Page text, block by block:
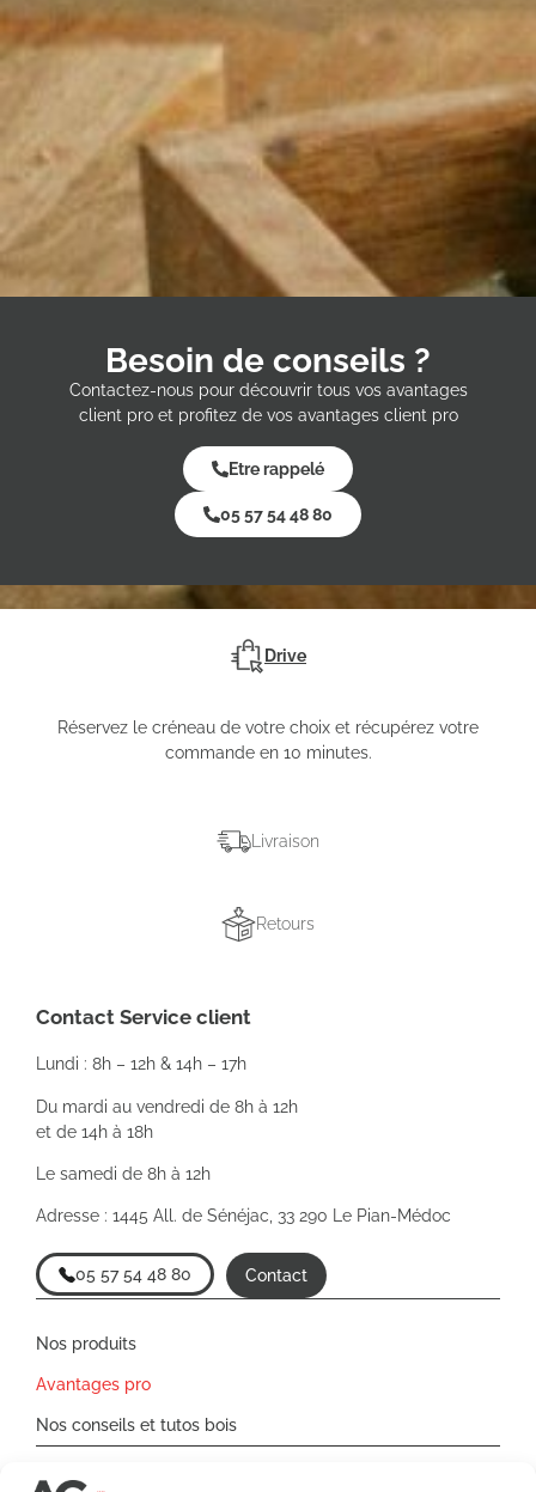
Besoin de conseils ?
Contactez-nous pour découvrir tous vos avantages
client pro et profitez de vos avantages client pro
Etre rappelé
05 57 54 48 80
Drive
Livraison
Retours
Réservez le créneau de votre choix et récupérez votre
commande en 10 minutes.
Contact Service client
Lundi : 8h – 12h & 14h – 17h
Du mardi au vendredi de 8h à 12h
et de 14h à 18h
Le samedi de 8h à 12h
Adresse : 1445 All. de Sénéjac, 33 290 Le Pian-Médoc
05 57 54 48 80 Contact
Nos produits
Avantages pro
Nos conseils et tutos bois